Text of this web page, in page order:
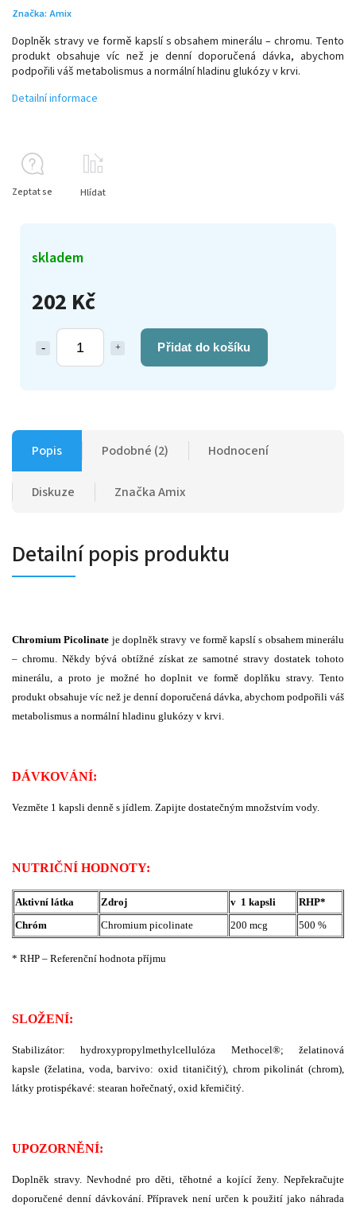
Značka: Amix
202 Kč
Přidat do košíku
skladem
Doplněk stravy ve formě kapslí s obsahem minerálu – chromu. Tento
produkt obsahuje víc než je denní doporučená dávka, abychom
podpořili váš metabolismus a normální hladinu glukózy v krvi.
Detailní informace
Zeptat se Hlídat
Popis Podobné (2) Hodnocení
Diskuze ZnačkaAmix
Detailní popis produktu
Chromium Picolinate je doplněk stravy ve formě kapslí s obsahem minerálu
– chromu. Někdy bývá obtížné získat ze samotné stravy dostatek tohoto
minerálu, a proto je možné ho doplnit ve formě doplňku stravy. Tento
produkt obsahuje víc než je denní doporučená dávka, abychom podpořili váš
metabolismus a normální hladinu glukózy v krvi.
DÁVKOVÁNÍ:
Vezměte 1 kapsli denně s jídlem. Zapijte dostatečným množstvím vody.
NUTRIČNÍ HODNOTY:
Aktivní látka Zdroj v 1 kapsli
RHP*
Chróm
Chromium picolinate 200 mcg 500 %
* RHP – Referenční hodnota příjmu
SLOŽENÍ:
Stabilizátor: hydroxypropylmethylcellulóza Methocel®; želatinová
kapsle (želatina, voda, barvivo: oxid titaničitý), chrom pikolinát (chrom),
látky protispékavé: stearan hořečnatý, oxid křemičitý.
UPOZORNĚNÍ:
Doplněk stravy. Nevhodné pro děti, těhotné a kojící ženy. Nepřekračujte
doporučené denní dávkování. Přípravek není určen k použití jako náhrada